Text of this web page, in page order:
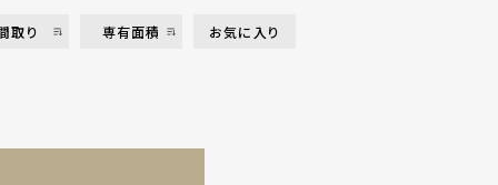
取り 専有面積 お気に入り